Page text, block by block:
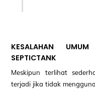
KESALAHAN
SEPTICTANK
Meskipun terlihat
terjadi jika tidak